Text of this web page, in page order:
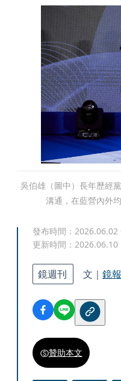
吳伯雄（圖中）長年歷經
溝通，在藍營內外
發布時間： 2026.06.02
更新時間： 2026.06.10
鏡週刊 文｜ 鏡
贊助本文